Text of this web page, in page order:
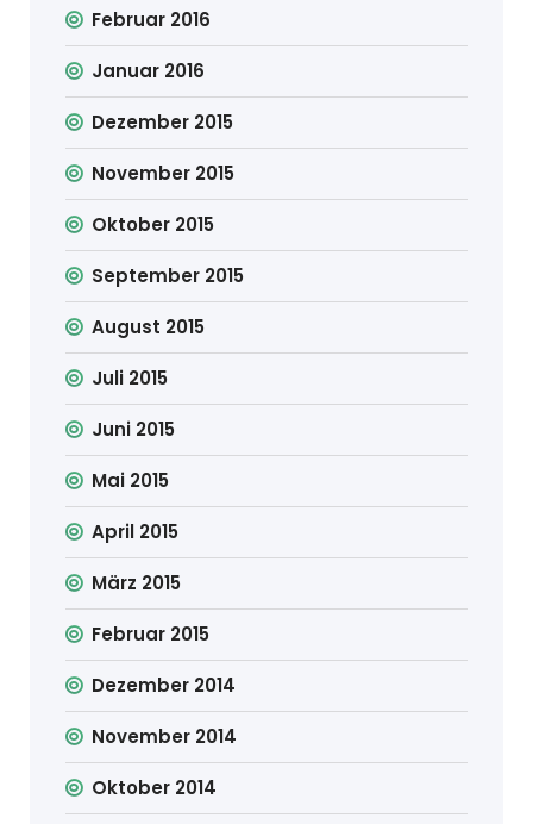
Februar 2016
Januar 2016
Dezember 2015
November 2015
Oktober 2015
September 2015
August 2015
Juli 2015
Juni 2015
Mai 2015
April 2015
März 2015
Februar 2015
Dezember 2014
November 2014
Oktober 2014